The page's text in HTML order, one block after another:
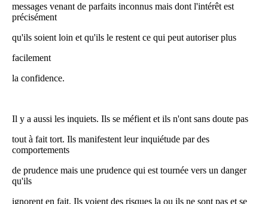
messages venant de parfaits inconnus mais dont l'intérêt est
précisément
qu'ils soient loin et qu'ils le restent ce qui peut autoriser plus
facilement
la confidence.
Il y a aussi les inquiets. Ils se méfient et ils n'ont sans doute pas
tout à fait tort. Ils manifestent leur inquiétude par des
comportements
de prudence mais une prudence qui est tournée vers un danger
qu'ils
ignorent en fait. Ils voient des risques la ou ils ne sont pas et se